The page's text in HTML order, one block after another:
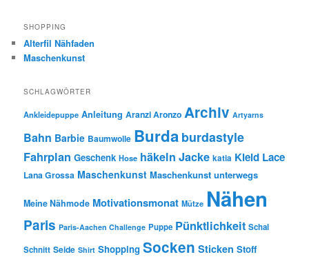
SHOPPING
Alterfil Nähfaden
Maschenkunst
SCHLAGWÖRTER
Ankleidepuppe Anleitung Aranzi Aronzo Archiv Artyarns
Bahn Barbie Baumwolle Burda burdastyle
Fahrplan Geschenk Hose häkeln Jacke katia Kleid Lace
Lana Grossa Maschenkunst Maschenkunst unterwegs
Meine Nähmode Motivationsmonat Mütze Nähen
Paris Paris-Aachen Challenge Puppe Pünktlichkeit Schal
Schnitt Seide Shirt Shopping Socken Sticken Stoff